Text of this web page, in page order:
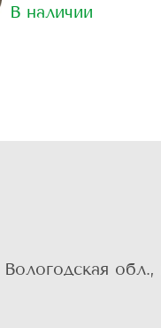
В наличии
Вологодская